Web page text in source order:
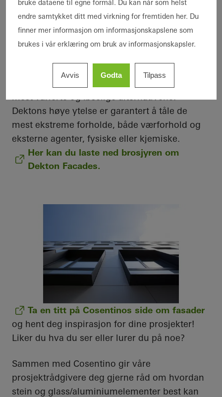
En fasade laget med materialer fra Cosentinos Dekton-samling.
Dekton tilbyr utmerket design,
sammensetning, farge, geometri og
kommer til utseendet på en bygning, og gir de
mest varierte og løselige alternativene.
Dektons høye ytelse er garantert å tåle de
mest ekstreme forholde, både værforhold og
eksterne agenter, fysiske eller kjemiske.
Her kan du laste ned brosjyren om
Dekton Facades.
Ta en titt på Cosentinos side om fasader
og hent deg inspirasjon for dine prosjekter!
Liker du hva du ser eller lurer du på noe?
Sammen med Cosentino gir våre
prosjektrådgivere deg gjerne råd om hvordan
stein og glass/aluminiumelementer best kan
bruke dataene til egne formål. Du kan når som helst
endre samtykket ditt med virkning for fremtiden her. Du
finner mer informasjon om informasjonskapslene som
brukes i vår erklæring om bruk av informasjonskapsler.
Avvis Godta Tilpass